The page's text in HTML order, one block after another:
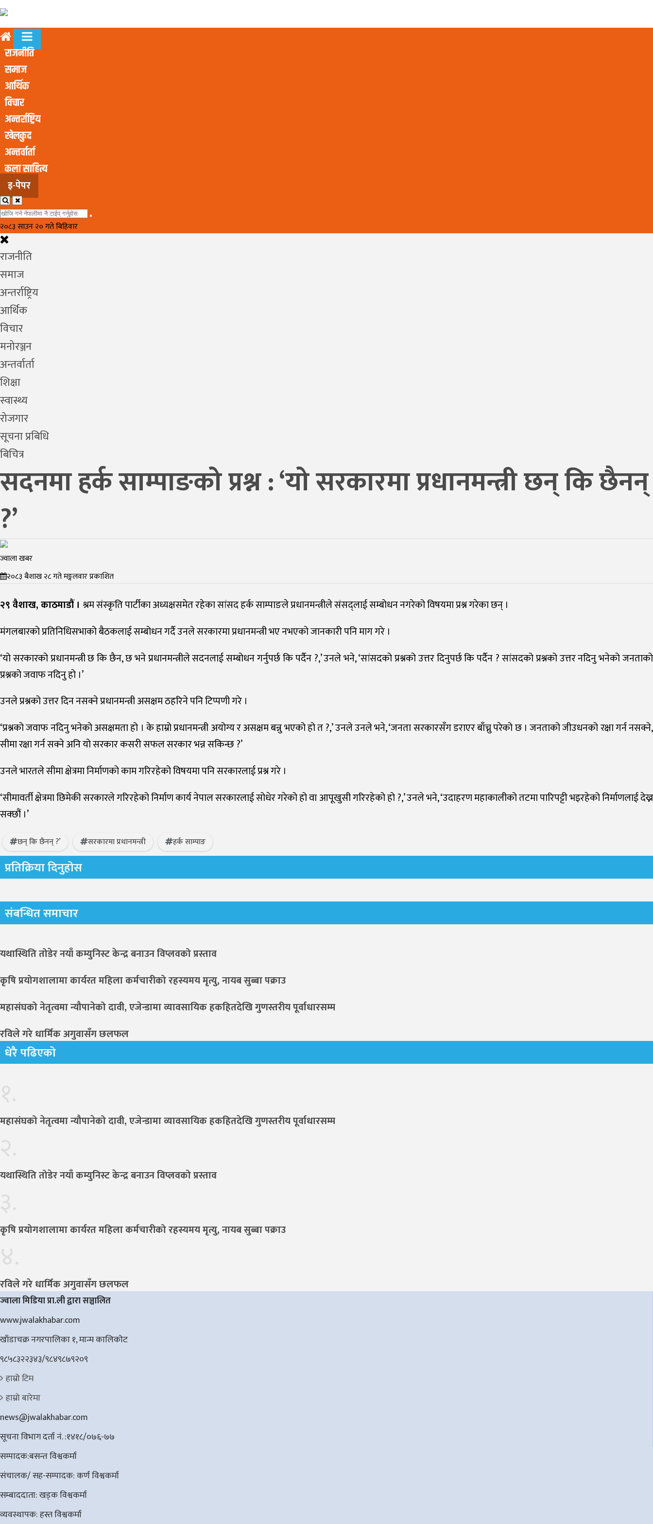
राजनीति
समाज
आर्थिक
विचार
अन्तर्राष्ट्रिय
खेलकुद
अन्तर्वार्ता
कला साहित्य
इ-पेपर
२०८३ साउन २० गते बिहिवार
राजनीति
समाज
अन्तर्राष्ट्रिय
आर्थिक
विचार
मनोरञ्जन
अन्तर्वार्ता
शिक्षा
स्वास्थ्य
रोजगार
सूचना प्रबिधि
बिचित्र
सदनमा हर्क साम्पाङको प्रश्न : ‘यो सरकारमा प्रधानमन्त्री छन् कि छैनन्
?’
ज्वाला खबर
२०८३ बैशाख २८ गते मङ्गलवार प्रकाशित
२९ वैशाख, काठमाडौं । श्रम संस्कृति पार्टीका अध्यक्षसमेत रहेका सांसद हर्क साम्पाङले प्रधानमन्त्रीले संसद्‌लाई सम्बोधन नगरेको विषयमा प्रश्न गरेका छन् ।
मंगलबारको प्रतिनिधिसभाको बैठकलाई सम्बोधन गर्दै उनले सरकारमा प्रधानमन्त्री भए नभएको जानकारी पनि माग गरे ।
‘यो सरकारको प्रधानमन्त्री छ कि छैन, छ भने प्रधानमन्त्रीले सदनलाई सम्बोधन गर्नुपर्छ कि पर्दैन ?,’ उनले भने, ‘सांसदको प्रश्नको उत्तर दिनुपर्छ कि पर्दैन ? सांसदको प्रश्नको उत्तर नदिनु भनेको जनताको
प्रश्नको जवाफ नदिनु हो ।’
उनले प्रश्नको उत्तर दिन नसक्ने प्रधानमन्त्री असक्षम ठहरिने पनि टिप्पणी गरे ।
‘प्रश्नको जवाफ नदिनु भनेको असक्षमता हो । के हाम्रो प्रधानमन्त्री अयोग्य र असक्षम बन्नु भएको हो त ?,’ उनले उनले भने, ‘जनता सरकारसँग डराएर बाँच्नु परेको छ । जनताको जीउधनको रक्षा गर्न नसक्ने,
सीमा रक्षा गर्न सक्ने अनि यो सरकार कसरी सफल सरकार भन्न सकिन्छ ?’
उनले भारतले सीमा क्षेत्रमा निर्माणको काम गरिरहेको विषयमा पनि सरकारलाई प्रश्न गरे ।
‘सीमावर्ती क्षेत्रमा छिमेकी सरकारले गरिरहेको निर्माण कार्य नेपाल सरकारलाई सोधेर गरेको हो वा आपूखुसी गरिरहेको हो ?,’ उनले भने, ‘उदाहरण महाकालीको तटमा पारिपट्टी भइरहेको निर्माणलाई देख्न
सक्छौं ।’
छन् कि छैनन् ?’ सरकारमा प्रधानमन्त्री हर्क साम्पाङ
प्रतिक्रिया दिनुहोस
संबन्धित समाचार
यथास्थिति तोडेर नयाँ कम्युनिस्ट केन्द्र बनाउन विप्लवको प्रस्ताव
कृषि प्रयोगशालामा कार्यरत महिला कर्मचारीको रहस्यमय मृत्यु, नायब सुब्बा पक्राउ
महासंघको नेतृत्वमा न्यौपानेको दावी, एजेन्डामा व्यावसायिक हकहितदेखि गुणस्तरीय पूर्वाधारसम्म
रविले गरे धार्मिक अगुवासँग छलफल
धेरै पढिएको
महासंघको नेतृत्वमा न्यौपानेको दावी, एजेन्डामा व्यावसायिक हकहितदेखि गुणस्तरीय पूर्वाधारसम्म
यथास्थिति तोडेर नयाँ कम्युनिस्ट केन्द्र बनाउन विप्लवको प्रस्ताव
कृषि प्रयोगशालामा कार्यरत महिला कर्मचारीको रहस्यमय मृत्यु, नायब सुब्बा पक्राउ
रविले गरे धार्मिक अगुवासँग छलफल
ज्वाला मिडिया प्रा.ली द्वारा सञ्चालित
www.jwalakhabar.com
खाँडाचक्र नगरपालिका १, मान्म कालिकाेट
९८५८३२२३४३/९८४९८७९२०९
हाम्रो टिम
हाम्रो बारेमा
news@jwalakhabar.com
सूचना विभाग दर्ता नं. :१४१८/०७६-७७
सम्पादक:बसन्त विश्वकर्मा
संचालक/ सह-सम्पादक: कर्ण विश्वकर्मा
सम्बाददाता: खड्क विश्वकर्मा
व्यवस्थापक: हस्त विश्वकर्मा